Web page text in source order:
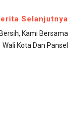
Selanjutnya
Kami Bersama
Wali Kota Dan Pansel